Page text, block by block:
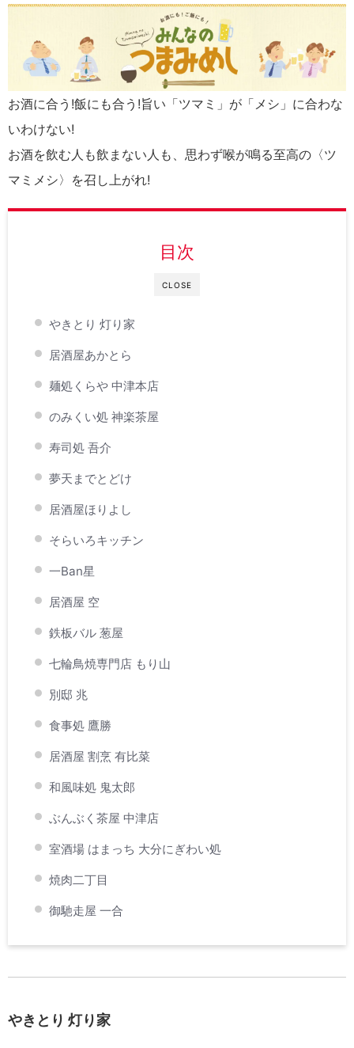
お酒に合う!飯にも合う!旨い「ツマミ」が「メシ」に合わな
いわけない!
お酒を飲む人も飲まない人も、思わず喉が鳴る至高の〈ツ
マミメシ〉を召し上がれ!
CLOSE
目次
やきとり 灯り家
居酒屋あかとら
麺処くらや 中津本店
のみくい処 神楽茶屋
寿司処 吾介
夢天までとどけ
居酒屋ほりよし
そらいろキッチン
一Ban星
居酒屋 空
鉄板バル 葱屋
七輪鳥焼専門店 もり山
別邸 兆
食事処 鷹勝
居酒屋 割烹 有比菜
和風味処 鬼太郎
ぶんぶく茶屋 中津店
室酒場 はまっち 大分にぎわい処
焼肉二丁目
御馳走屋 一合
やきとり 灯り家